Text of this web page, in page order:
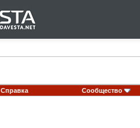
Справка Сообщество